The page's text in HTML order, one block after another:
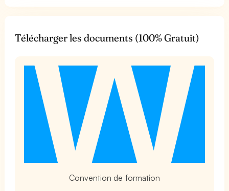
Télécharger les documents (100% Gratuit)
Convention de formation